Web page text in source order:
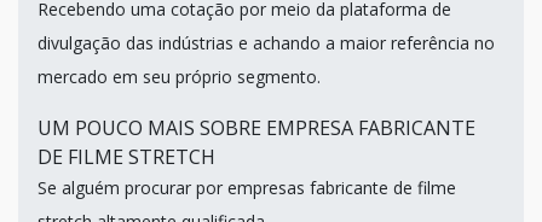
Recebendo uma cotação por meio da plataforma de
divulgação das indústrias e achando a maior referência no
mercado em seu próprio segmento.
UM POUCO MAIS SOBRE EMPRESA FABRICANTE
DE FILME STRETCH
Se alguém procurar por empresas fabricante de filme